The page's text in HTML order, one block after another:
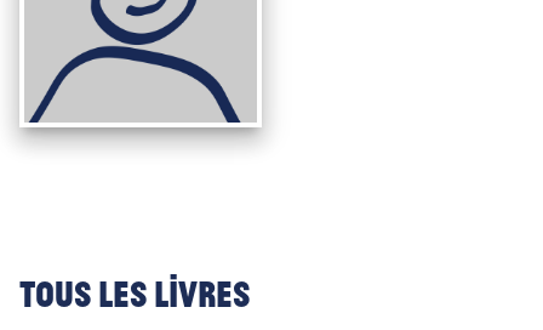
Tous les livres